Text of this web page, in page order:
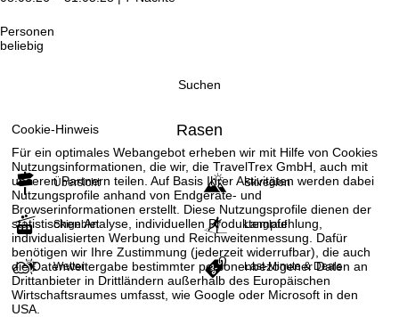
Cookie-Hinweis
Für ein optimales Webangebot erheben wir mit Hilfe von Cookies
Nutzungsinformationen, die wir, die TravelTrex GmbH, auch mit
unseren Partnern teilen. Auf Basis Ihrer Aktivitäten werden dabei
Nutzungsprofile anhand von Endgeräte- und
Browserinformationen erstellt. Diese Nutzungsprofile dienen der
statistischen Analyse, individuellen Produktempfehlung,
individualisierten Werbung und Reichweitenmessung. Dafür
benötigen wir Ihre Zustimmung (jederzeit widerrufbar), die auch
die Datenweitergabe bestimmter personenbezogener Daten an
Drittanbieter in Drittländern außerhalb des Europäischen
Wirtschaftsraumes umfasst, wie Google oder Microsoft in den
USA.
Personen
beliebig
Suchen
Rasen
Übersicht Skiregion
Skigebiet Langlauf
Wetter Last-Minute & Deals